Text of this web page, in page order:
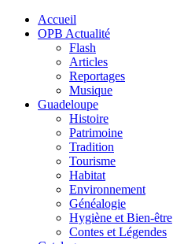
Accueil
OPB Actualité
Flash
Articles
Reportages
Musique
Guadeloupe
Histoire
Patrimoine
Tradition
Tourisme
Habitat
Environnement
Généalogie
Hygiène et Bien-être
Contes et Légendes